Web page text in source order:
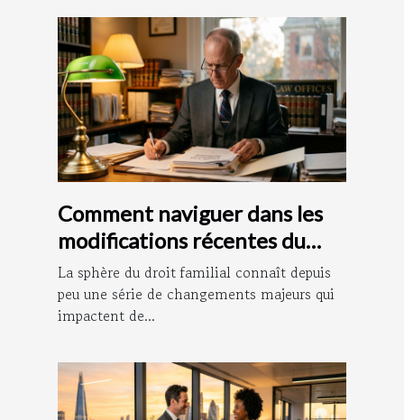
Comment naviguer dans les
modifications récentes du
droit familial ?
La sphère du droit familial connaît depuis
peu une série de changements majeurs qui
impactent de...